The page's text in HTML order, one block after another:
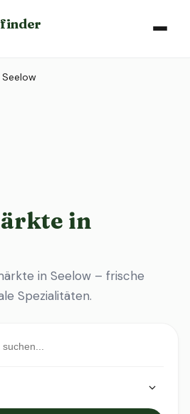
Seelow
in
in Seelow – frische
Spezialitäten.